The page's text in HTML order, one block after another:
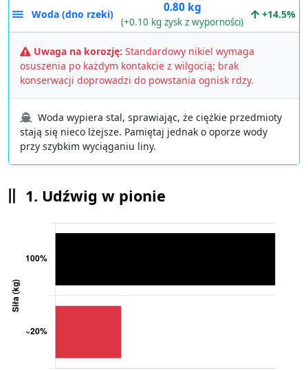
Woda (dno rzeki) 0.80 kg
(+0.10 kg zysk z wyporności)
+14.5%
Uwaga na korozję: Standardowy nikiel wymaga
osuszenia po każdym kontakcie z wilgocią; brak
konserwacji doprowadzi do powstania ognisk rdzy.
Woda wypiera stal, sprawiając, że ciężkie przedmioty
stają się nieco lżejsze. Pamiętaj jednak o oporze wody
przy szybkim wyciąganiu liny.
1. Udźwig w pionie